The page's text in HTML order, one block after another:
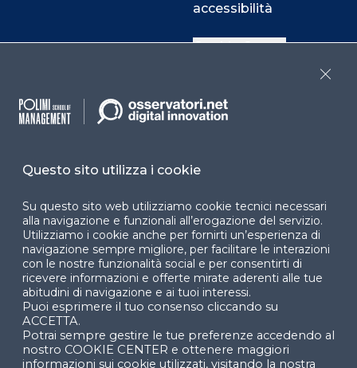
accessibilità
Cookie Center
Facebook LinkedIn
© 2024 Copyright © Politecnico di Milano Dipartimento
di Ingegneria Gestionale
Questo sito utilizza i cookie
Su questo sito web utilizziamo cookie tecnici necessari
alla navigazione e funzionali all’erogazione del servizio.
Utilizziamo i cookie anche per fornirti un’esperienza di
navigazione sempre migliore, per facilitare le interazioni
con le nostre funzionalità social e per consentirti di
ricevere informazioni e offerte mirate aderenti alle tue
abitudini di navigazione e ai tuoi interessi.
Puoi esprimere il tuo consenso cliccando su
ACCETTA.
Potrai sempre gestire le tue preferenze accedendo al
nostro COOKIE CENTER e ottenere maggiori
informazioni sui cookie utilizzati, visitando la nostra